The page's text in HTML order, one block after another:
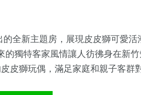
全新主題房，展現皮皮獅可愛
的獨特客家風情讓人彷彿身在新
皮獅玩偶，滿足家庭和親子客群
司